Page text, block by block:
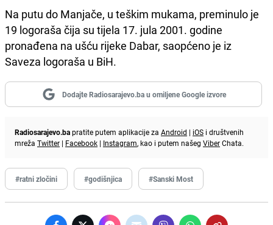
Na putu do Manjače, u teškim mukama, preminulo je
19 logoraša čija su tijela 17. jula 2001. godine
pronađena na ušću rijeke Dabar, saopćeno je iz
Saveza logoraša u BiH.
Dodajte Radiosarajevo.ba u omiljene Google izvore
Radiosarajevo.bapratite putem aplikacije za Android | iOS i društvenih
mreža Twitter | Facebook | Instagram, kao i putem našeg ViberChata.
#ratni zločini #godišnjica #Sanski Most